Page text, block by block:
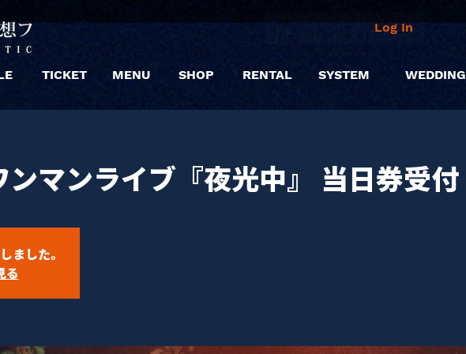
TICKET MENU SHOP
Log In
RENTAL SYSTEM WEDDING
マンライブ『夜光中』 当日券受付
ました。
る